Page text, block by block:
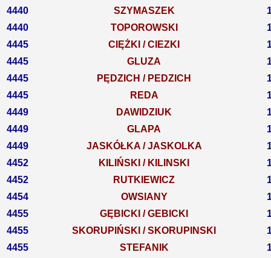
4440
SZYMASZEK
4440
TOPOROWSKI
4445
CIĘŻKI / CIEZKI
4445
GLUZA
4445
PĘDZICH / PEDZICH
4445
REDA
4449
DAWIDZIUK
4449
GLAPA
4449
JASKÓŁKA / JASKOLKA
4452
KILIŃSKI / KILINSKI
4452
RUTKIEWICZ
4454
OWSIANY
4455
GĘBICKI / GEBICKI
4455
SKORUPIŃSKI / SKORUPINSKI
4455
STEFANIK